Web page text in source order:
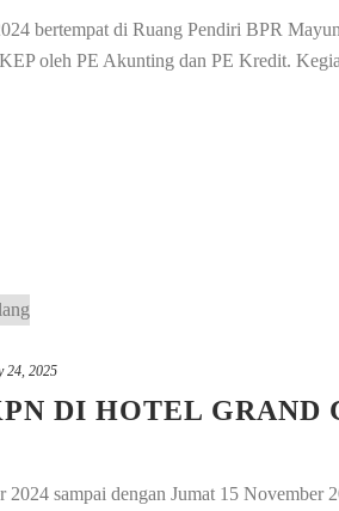
bertempat di Ruang Pendiri BPR
oleh PE Akunting dan PE Kredit.
24, 2025
DI HOTEL GRAND
2024 sampai dengan Jumat 15 November